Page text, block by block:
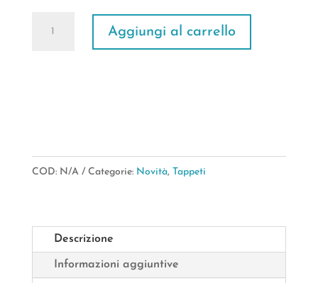
Aggiungi al carrello
COD: N/A Categorie: Novità, Tappeti
Descrizione
Informazioni aggiuntive